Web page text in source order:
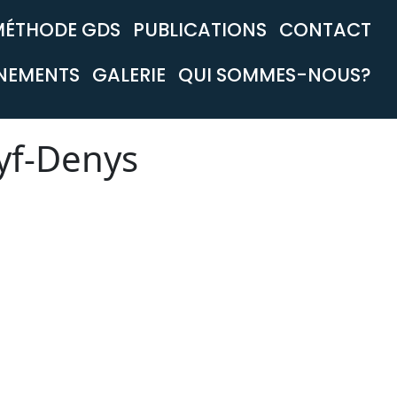
GDS PUBLICATIONS CONTACT
GALERIE QUI SOMMES-NOUS?
Denys